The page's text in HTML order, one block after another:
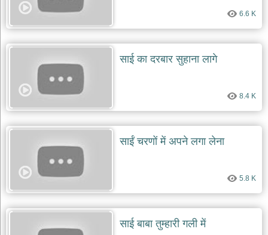
6.6 K
साई का दरबार सुहाना लागे
8.4 K
साईं चरणों में अपने लगा लेना
5.8 K
साई बाबा तुम्हारी गली में